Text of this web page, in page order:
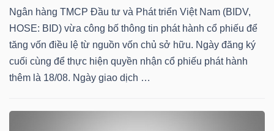
Ngân hàng TMCP Đầu tư và Phát triển Việt Nam (BIDV,
HOSE: BID) vừa công bố thông tin phát hành cổ phiếu để
tăng vốn điều lệ từ nguồn vốn chủ sở hữu. Ngày đăng ký
cuối cùng để thực hiện quyền nhận cổ phiếu phát hành
thêm là 18/08. Ngày giao dịch …
HÀNG
HÓA